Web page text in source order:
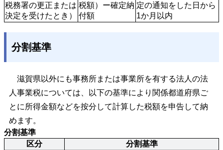
税務署の更正または
決定を受けたとき）
税額）ー確定納
付額
定の通知をした日から
1か月以内
分割基準
滋賀県以外にも事務所または事業所を有する法人の法
人事業税については、以下の基準により関係都道府県ご
とに所得金額などを按分して計算した税額を申告して納
めます。
分割基準
区分
分割基準